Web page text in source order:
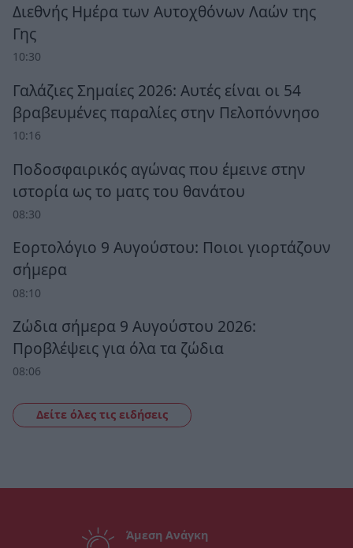
Διεθνής Ημέρα των Αυτοχθόνων Λαών της
Γης
10:30
Γαλάζιες Σημαίες 2026: Αυτές είναι οι 54
βραβευμένες παραλίες στην Πελοπόννησο
10:16
Ποδοσφαιρικός αγώνας που έμεινε στην
ιστορία ως το ματς του θανάτου
08:30
Εορτολόγιο 9 Αυγούστου: Ποιοι γιορτάζουν
σήμερα
08:10
Ζώδια σήμερα 9 Αυγούστου 2026:
Προβλέψεις για όλα τα ζώδια
08:06
Δείτε όλες τις ειδήσεις
Άμεση Ανάγκη